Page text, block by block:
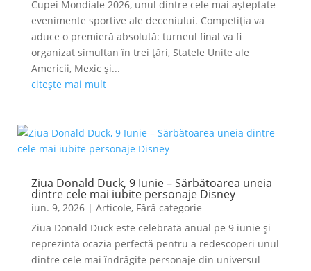
Cupei Mondiale 2026, unul dintre cele mai așteptate
evenimente sportive ale deceniului. Competiția va
aduce o premieră absolută: turneul final va fi
organizat simultan în trei țări, Statele Unite ale
Americii, Mexic și...
citește mai mult
Ziua Donald Duck, 9 Iunie – Sărbătoarea uneia
dintre cele mai iubite personaje Disney
iun. 9, 2026| Articole, Fără categorie
Ziua Donald Duck este celebrată anual pe 9 iunie și
reprezintă ocazia perfectă pentru a redescoperi unul
dintre cele mai îndrăgite personaje din universul